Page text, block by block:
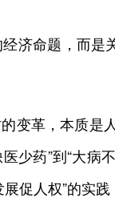
命题，而是
革，本质是人
少药”到“大
促人权”的实践